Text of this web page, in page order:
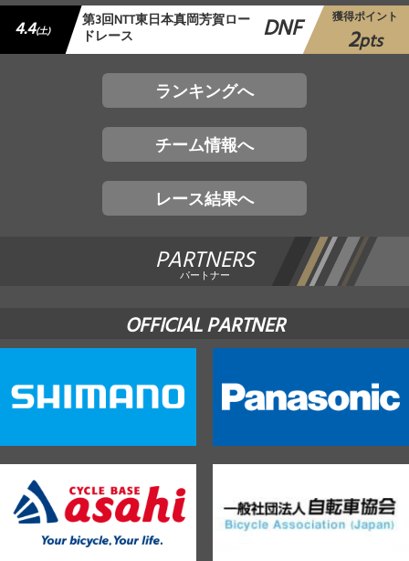
4.4(土) 第3回NTT東日本真岡芳賀ロー
ドレース DNF 獲得ポイント
2pts
ランキングへ
チーム情報へ
レース結果へ
PARTNERS
パートナー
OFFICIAL PARTNER